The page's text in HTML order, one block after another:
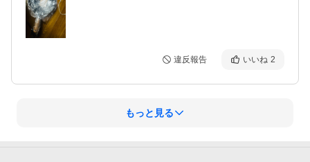
違反報告 いいね 2
もっと見る